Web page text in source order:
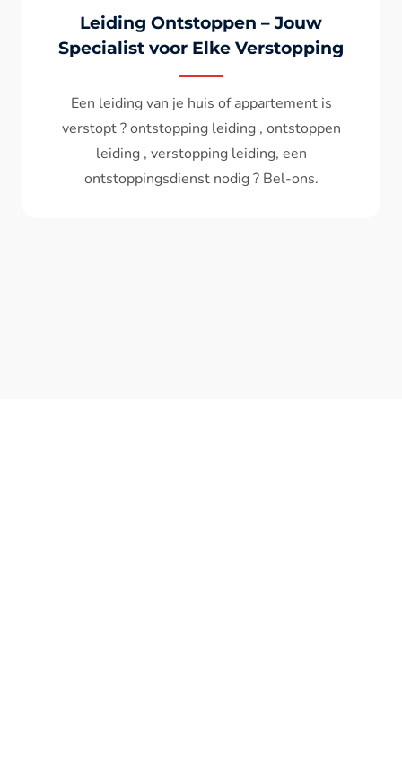
Onstopping Van Wc-Tiolet
Wc spoelt niet meer door ? het water komt
terug ? ontstoppen wc , ontstopping wc , wc
verstopt , een ontstoppingsdienst nodig ?
Bel - ons ? V.A 119€